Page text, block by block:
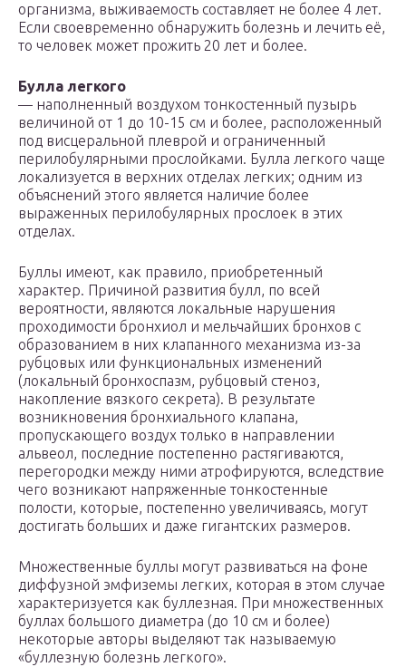
организма, выживаемость составляет не более 4 лет.
Если своевременно обнаружить болезнь и лечить её,
то человек может прожить 20 лет и более.
Булла легкого
— наполненный воздухом тонкостенный пузырь
величиной от 1 до 10-15 см и более, расположенный
под висцеральной плеврой и ограниченный
перилобулярными прослойками. Булла легкого чаще
локализуется в верхних отделах легких; одним из
объяснений этого является наличие более
выраженных перилобулярных прослоек в этих
отделах.
Буллы имеют, как правило, приобретенный
характер. Причиной развития булл, по всей
вероятности, являются локальные нарушения
проходимости бронхиол и мельчайших бронхов с
образованием в них клапанного механизма из-за
рубцовых или функциональных изменений
(локальный бронхоспазм, рубцовый стеноз,
накопление вязкого секрета). В результате
возникновения бронхиального клапана,
пропускающего воздух только в направлении
альвеол, последние постепенно растягиваются,
перегородки между ними атрофируются, вследствие
чего возникают напряженные тонкостенные
полости, которые, постепенно увеличиваясь, могут
достигать больших и даже гигантских размеров.
Множественные буллы могут развиваться на фоне
диффузной эмфиземы легких, которая в этом случае
характеризуется как буллезная. При множественных
буллах большого диаметра (до 10 см и более)
некоторые авторы выделяют так называемую
«буллезную болезнь легкого».